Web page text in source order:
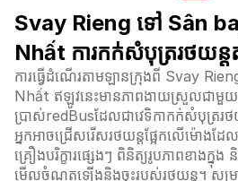
Svay Rieng ទៅ Sân
Nhất ការកក់សំបុត្ររថយ
ការធ្វើដំណើរតាមឡានក្រុងពី Svay
Nhất ឥឡូវនេះមានភាពងាយស្រួលជាមួយ
ប្រាស់redBusដែលជាវេទិកាកក់សំបុត្ររ
អ្នកអាចជ្រើសរើសរថយន្តផ្អែកលើម៉ោងដ
គ្រឿងបរិក្ខារផ្សេងៗ ពិនិត្យរូបភាពខាងក្
មើលចំណតឡើងនិងចុះរបស់រថយន្ត។ សម្រា